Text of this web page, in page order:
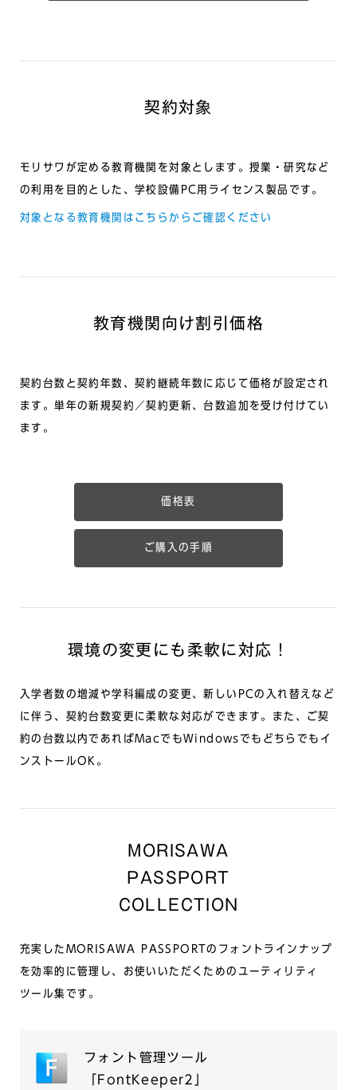
契約対象
モリサワが定める教育機関を対象とします。授業・研究など
の利用を目的とした、学校設備PC用ライセンス製品です。
対象となる教育機関はこちらからご確認ください
教育機関向け割引価格
契約台数と契約年数、契約継続年数に応じて価格が設定され
ます。単年の新規契約／契約更新、台数追加を受け付けてい
ます。
価格表
ご購入の手順
環境の変更にも柔軟に対応！
入学者数の増減や学科編成の変更、新しいPCの入れ替えなど
に伴う、契約台数変更に柔軟な対応ができます。また、ご契
約の台数以内であればMacでもWindowsでもどちらでもイ
ンストールOK。
MORISAWA
PASSPORT
COLLECTION
充実したMORISAWA PASSPORTのフォントラインナップ
を効率的に管理し、お使いいただくためのユーティリティ
ツール集です。
フォント管理ツール
「FontKeeper2」